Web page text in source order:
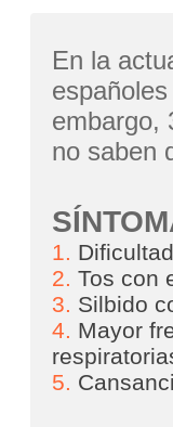
En la
embargo,
no saben
1.
2. Tos con
3. Silbido
4. Mayor
5.